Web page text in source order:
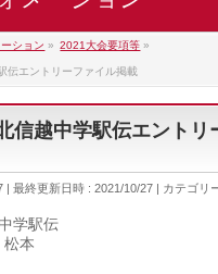
ション » 2021大会要項等 »
伝エントリーファイル掲載
信越中学駅伝エントリ
最終更新日時 : 2021/10/27 カテゴリ
学駅伝
本